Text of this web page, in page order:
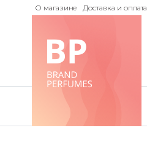
О магазине Доставка и оплата